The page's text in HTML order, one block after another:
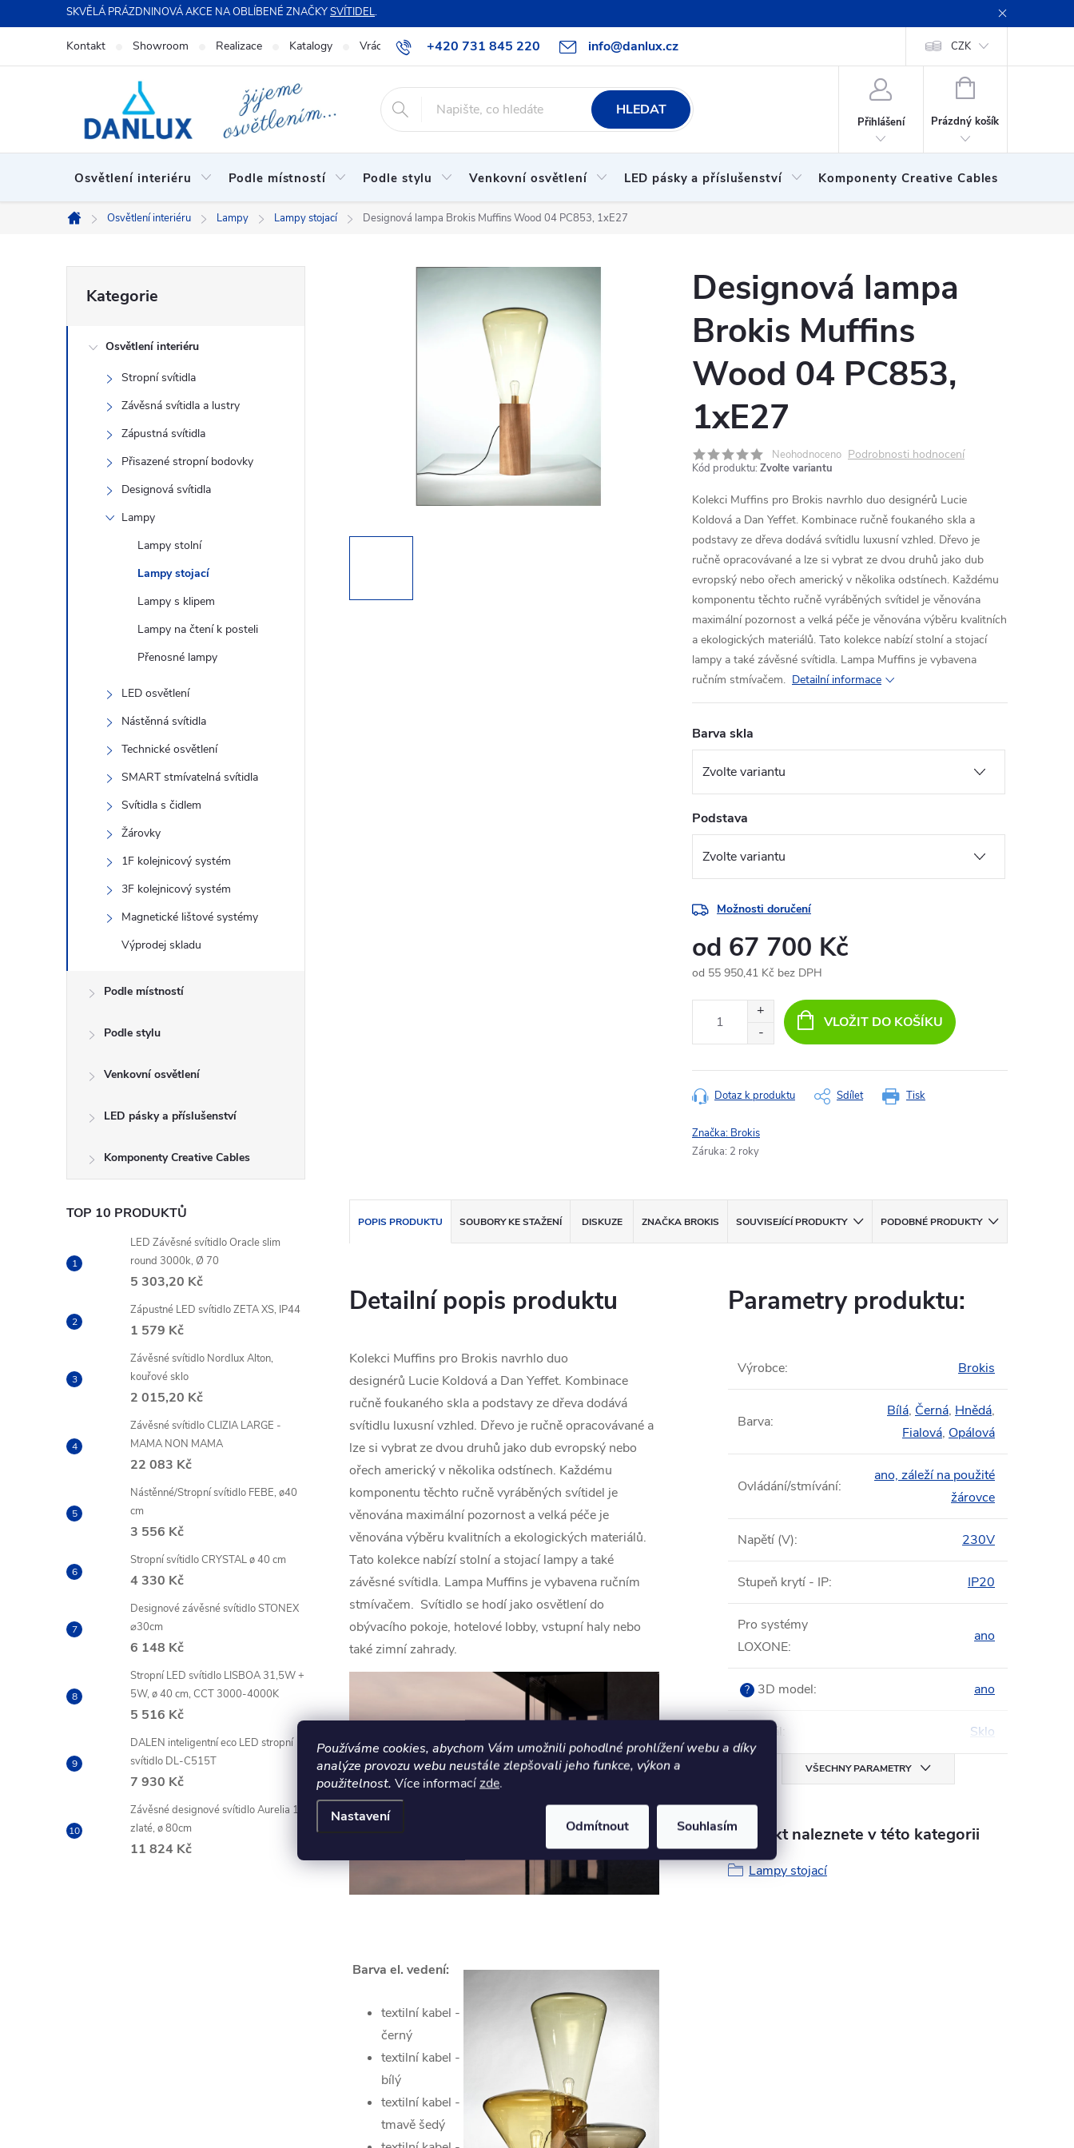
Používáme cookies, abychom Vám umožnili pohodlné prohlížení webu a díky
analýze provozu webu neustále zlepšovali jeho funkce, výkon a
použitelnost. Více informacízde.
Nastavení
Odmítnout Souhlasím
na
SKVĚLÁ PRÁZDNINOVÁ AKCE NA OBLÍBENÉ ZNAČKYSVÍTIDEL.
+420 731 845 220 info@danlux.cz
Kontakt Showroom Realizace Katalogy Vrácení zboží a reklamace O nás B2B spolupráce Hodnocení obchodu Podmínky ochrany
CZK
HLEDAT
Přihlášení
NÁKUPNÍ
Prázdný košík
Osvětlení interiéru Podle místností Podle stylu Venkovní osvětlení LED pásky a příslušenství Komponenty Creative Cables
Domů
Osvětlení interiéru Lampy Lampy stojací Designová lampa Brokis Muffins Wood 04 PC853, 1xE27
o
kategorie
Kategorie
Osvětlení interiéru
Stropní svítidla
Závěsná svítidla a lustry
Zápustná svítidla
Přisazené stropní bodovky
Designová svítidla
Lampy
Lampy stolní
Lampy stojací
Lampy s klipem
Lampy na čtení k posteli
Přenosné lampy
LED osvětlení
Nástěnná svítidla
Technické osvětlení
SMART stmívatelná svítidla
Svítidla s čidlem
Žárovky
1F kolejnicový systém
3F kolejnicový systém
Magnetické lištové systémy
Výprodej skladu
Podle místností
Podle stylu
Venkovní osvětlení
LED pásky a příslušenství
Komponenty Creative Cables
TOP 10 PRODUKTŮ
LED Závěsné svítidlo Oracle slim
round 3000k, Ø 70
5 303,20 Kč
Zápustné LED svítidlo ZETA XS, IP44
1 579 Kč
Závěsné svítidlo Nordlux Alton,
kouřové sklo
2 015,20 Kč
Závěsné svítidlo CLIZIA LARGE -
MAMA NON MAMA
22 083 Kč
Nástěnné/Stropní svítidlo FEBE, ø40
cm
3 556 Kč
Stropní svítidlo CRYSTAL ø 40 cm
4 330 Kč
Designové závěsné svítidlo STONEX
⌀30cm
6 148 Kč
Stropní LED svítidlo LISBOA 31,5W +
5W, ø 40 cm, CCT 3000-4000K
5 516 Kč
DALEN inteligentní eco LED stropní
svítidlo DL-C515T
7 930 Kč
Závěsné designové svítidlo Aurelia 1,
zlaté, ø 80cm
11 824 Kč
Designová lampa
Brokis Muffins
Wood 04 PC853,
1xE27
Neohodnoceno Podrobnosti hodnocení
Kód produktu: Zvolte variantu
Kolekci Muffins pro Brokis navrhlo duo designérů Lucie
Koldová a Dan Yeffet. Kombinace ručně foukaného skla a
podstavy ze dřeva dodává svítidlu luxusní vzhled. Dřevo je
ručně opracovávané a lze si vybrat ze dvou druhů jako dub
evropský nebo ořech americký v několika odstínech. Každému
komponentu těchto ručně vyráběných svítidel je věnována
maximální pozornost a velká péče je věnována výběru kvalitních
a ekologických materiálů. Tato kolekce nabízí stolní a stojací
lampy a také závěsné svítidla. Lampa Muffins je vybavena
ručním stmívačem. Detailní informace
Barva skla
Podstava
Možnosti doručení
od 67 700 Kč
od 55 950,41 Kč bez DPH
VLOŽIT DO KOŠÍKU
Tisk
Dotaz k produktu Sdílet
Značka: Brokis
Záruka: 2 roky
POPIS PRODUKTU SOUBORY KE STAŽENÍ DISKUZE ZNAČKA BROKIS SOUVISEJÍCÍ PRODUKTY PODOBNÉ PRODUKTY
Detailní popis produktu
Kolekci Muffins pro Brokis navrhlo duo
designérů Lucie Koldová a Dan Yeffet. Kombinace
ručně foukaného skla a podstavy ze dřeva dodává
svítidlu luxusní vzhled. Dřevo je ručně opracovávané a
lze si vybrat ze dvou druhů jako dub evropský nebo
ořech americký v několika odstínech. Každému
komponentu těchto ručně vyráběných svítidel je
věnována maximální pozornost a velká péče je
věnována výběru kvalitních a ekologických materiálů.
Tato kolekce nabízí stolní a stojací lampy a také
závěsné svítidla. Lampa Muffins je vybavena ručním
stmívačem. Svítidlo se hodí jako osvětlení do
obývacího pokoje, hotelové lobby, vstupní haly nebo
také zimní zahrady.
Barva el. vedení:
textilní kabel -
černý
textilní kabel -
bílý
textilní kabel -
tmavě šedý
Parametry produktu:
Výrobce: Brokis
Barva:
Bílá, Černá, Hnědá,
Fialová, Opálová
Ovládání/stmívání:
ano, záleží na použité
žárovce
Napětí (V): 230V
Stupeň krytí - IP: IP20
Pro systémy
LOXONE:
ano
? 3D model: ano
Materiál: Sklo
VŠECHNY PARAMETRY
Produkt naleznete v této kategorii
Lampy stojací